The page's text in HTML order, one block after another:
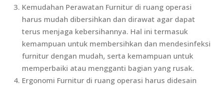
Kemudahan Perawatan Furnitur di ruang operasi
harus mudah dibersihkan dan dirawat agar dapat
terus menjaga kebersihannya. Hal ini termasuk
kemampuan untuk membersihkan dan mendesinfeksi
furnitur dengan mudah, serta kemampuan untuk
memperbaiki atau mengganti bagian yang rusak.
Ergonomi Furnitur di ruang operasi harus didesain